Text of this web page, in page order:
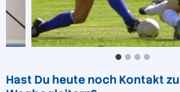
Hast Du heute noch Kontakt